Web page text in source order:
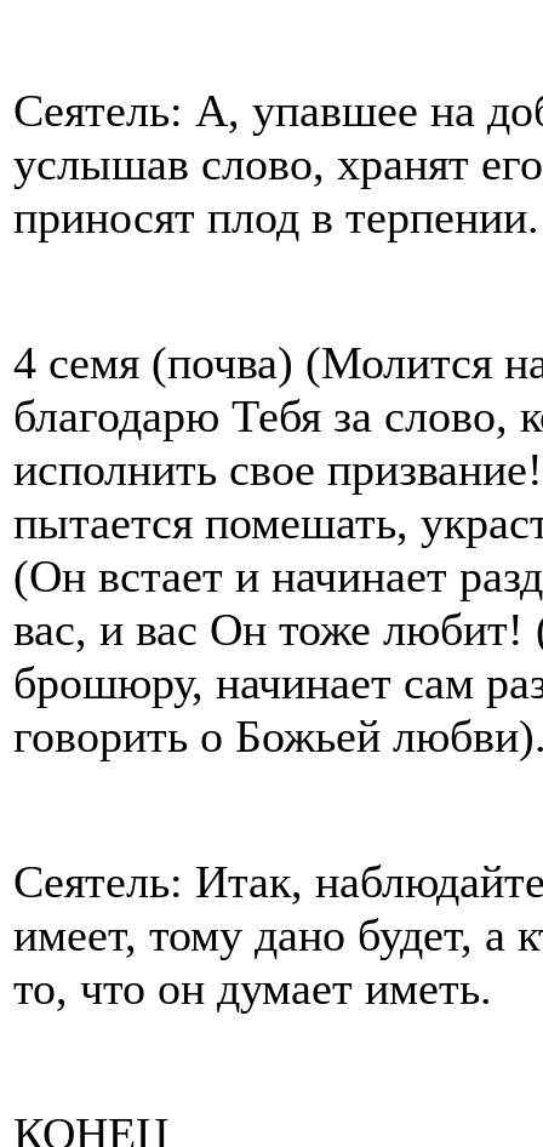
Сеятель: А, упавшее на
услышав слово, хранят
приносят плод в терпении.
4 семя (почва) (Молится
благодарю Тебя за
исполнить свое
пытается помешать,
(Он встает и начинает
вас, и вас Он тоже любит!
брошюру, начинает сам
говорить о Божьей
Сеятель: Итак,
имеет, тому дано будет, а
то, что он думает иметь.
КОНЕЦ